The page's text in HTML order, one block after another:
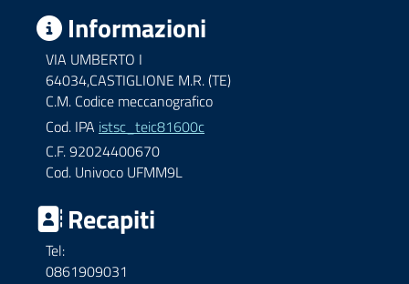
Informazioni
VIA UMBERTO I
64034,CASTIGLIONE M.R. (TE)
C.M. Codice meccanografico
Cod. IPA istsc_teic81600c
C.F. 92024400670
Cod. Univoco UFMM9L
Recapiti
Tel:
0861909031